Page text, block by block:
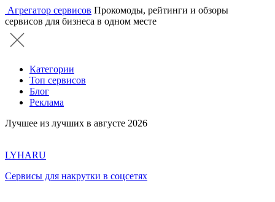
Агрегатор сервисов Прокомоды, рейтинги и обзоры
сервисов для бизнеса в одном месте
Категории
Топ сервисов
Блог
Реклама
Лучшее из лучших в августе 2026
LYHARU
Сервисы для накрутки в соцсетях